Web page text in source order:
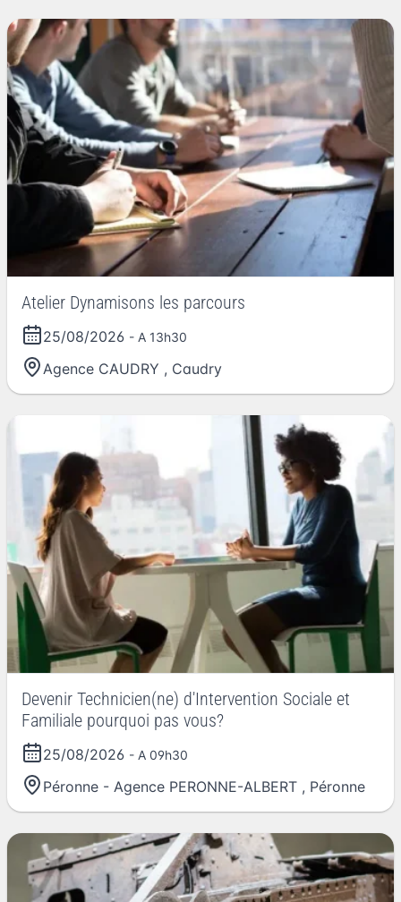
Atelier Dynamisons les parcours
25/08/2026 - A 13h30
Agence CAUDRY , Caudry
Devenir Technicien(ne) d'Intervention Sociale et
Familiale pourquoi pas vous?
25/08/2026 - A 09h30
Péronne - Agence PERONNE-ALBERT , Péronne